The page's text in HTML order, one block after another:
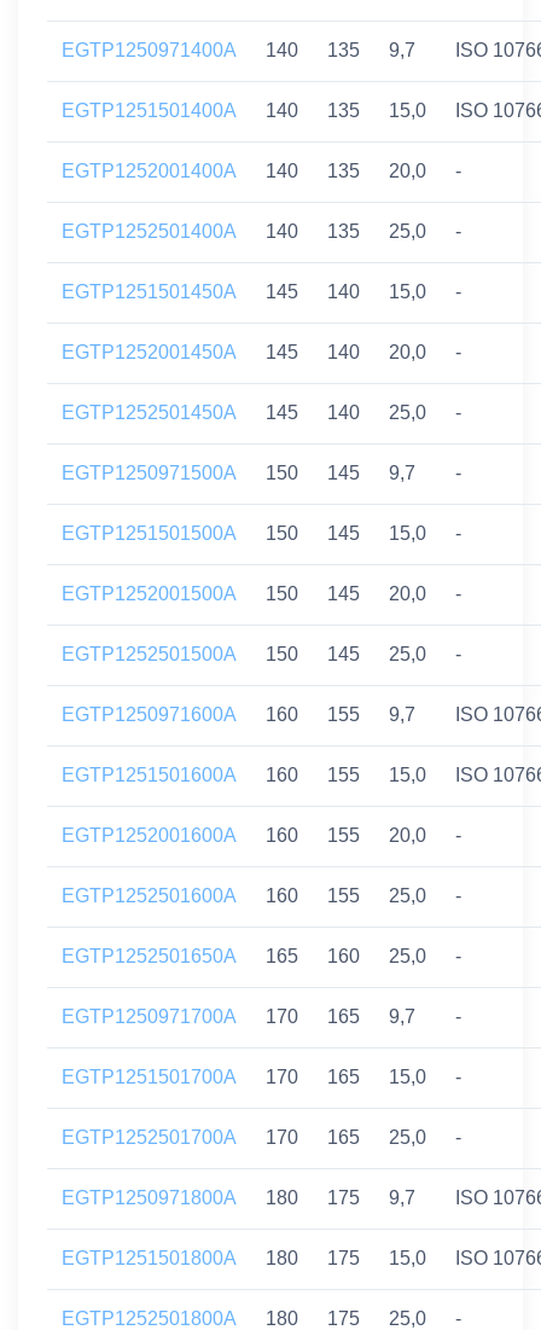
EGTP1250971400A 140 135 9,7 ISO
EGTP1251501400A 140 135 15,0 ISO
EGTP1252001400A 140 135 20,0 -
EGTP1252501400A 140 135 25,0 -
EGTP1251501450A 145 140 15,0 -
EGTP1252001450A 145 140 20,0 -
EGTP1252501450A 145 140 25,0 -
EGTP1250971500A 150 145 9,7 -
EGTP1251501500A 150 145 15,0 -
EGTP1252001500A 150 145 20,0 -
EGTP1252501500A 150 145 25,0 -
EGTP1250971600A 160 155 9,7 ISO
EGTP1251501600A 160 155 15,0 ISO
EGTP1252001600A 160 155 20,0 -
EGTP1252501600A 160 155 25,0 -
EGTP1252501650A 165 160 25,0 -
EGTP1250971700A 170 165 9,7 -
EGTP1251501700A 170 165 15,0 -
EGTP1252501700A 170 165 25,0 -
EGTP1250971800A 180 175 9,7 ISO
EGTP1251501800A 180 175 15,0 ISO
EGTP1252501800A 180 175 25,0 -